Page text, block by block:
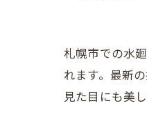
札幌市での水
れます。最新
見た目にも美